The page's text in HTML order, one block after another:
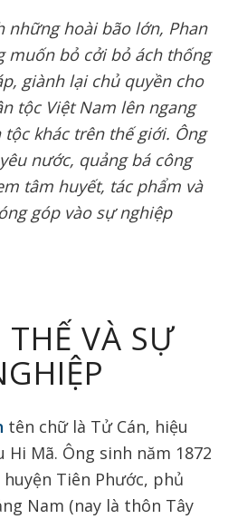
những hoài bão lớn, Phan
muốn bỏ cởi bỏ ách thống
giành lại chủ quyền cho
tộc Việt Nam lên ngang
tộc khác trên thế giới. Ông
nước, quảng bá công
tâm huyết, tác phẩm và
góp vào sự nghiệp
VÀ SỰ
tên chữ là Tử Cán, hiệu
Hi Mã. Ông sinh năm 1872
Tiên Phước, phủ
Nam (nay là thôn Tây